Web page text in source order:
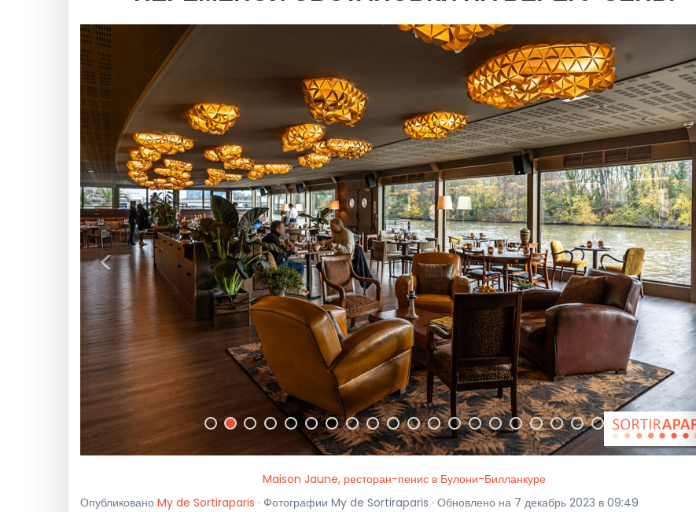
<
Maison Jaune, ресторан-пенис в Булони-Билланкуре
Опубликовано My de Sortiraparis · Фотографии My de Sortiraparis · Обновлено на 7 декабрь 2023 в 09:49